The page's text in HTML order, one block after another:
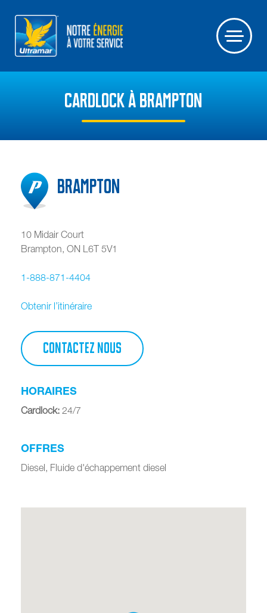
CARDLOCK À BRAMPTON
Brampton
10 Midair Court
Brampton, ON L6T 5V1
1-888-871-4404
Obtenir l’itinéraire
CONTACTEZ NOUS
HORAIRES
Cardlock: 24/7
OFFRES
Diesel, Fluide d'échappement diesel